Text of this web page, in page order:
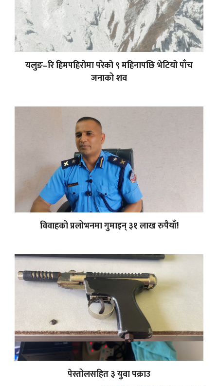
यलुङ–रि हिमपहिरोमा परेको ९ महिनापछि भेटियो पाँच
जनाको शव
विवाहको प्रलोभनमा गुमाइन् ३१ लाख रुपैयाँ!
पेस्तोलसहित ३ युवा पक्राउ